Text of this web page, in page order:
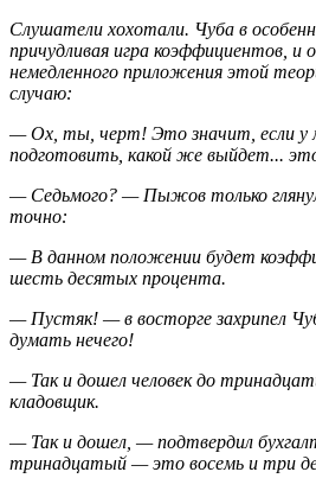
Слушатели хохотали. Чуба в
причудливая игра коэффициентов, и
немедленного приложения этой
случаю:
— Ох, ты, черт! Это значит, если у
подготовить, какой же выйдет...
— Седьмого? — Пыжов только
точно:
— В данном положении будет
шесть десятых процента.
— Пустяк! — в восторге захрипел
думать нечего!
— Так и дошел человек до
кладовщик.
— Так и дошел, — подтвердил
тринадцатый — это восемь и три